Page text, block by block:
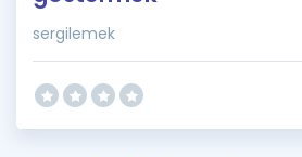
İngilizce Gramer
sergilemek